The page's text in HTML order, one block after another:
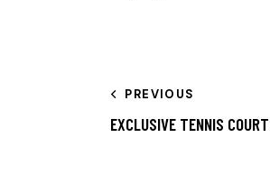
PREVIOUS
EXCLUSIVE TENNIS